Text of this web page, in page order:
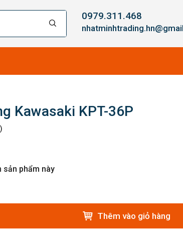
0979.311.468
Kawasaki KPT-36P
sản phẩm này
Thêm vào giỏ hàng